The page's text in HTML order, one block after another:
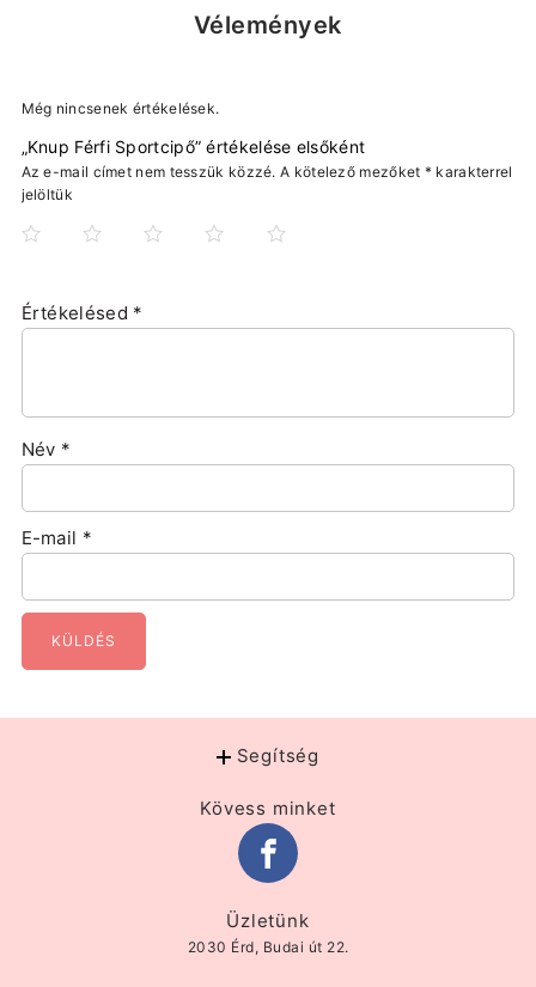
Vélemények
Még nincsenek értékelések.
„Knup Férfi Sportcipő” értékelése elsőként
Az e-mail címet nem tesszük közzé. A kötelező mezőket * karakterrel
jelöltük
Értékelésed *
Név *
E-mail *
Segítség
Kövess minket
Üzletünk
2030 Érd, Budai út 22.